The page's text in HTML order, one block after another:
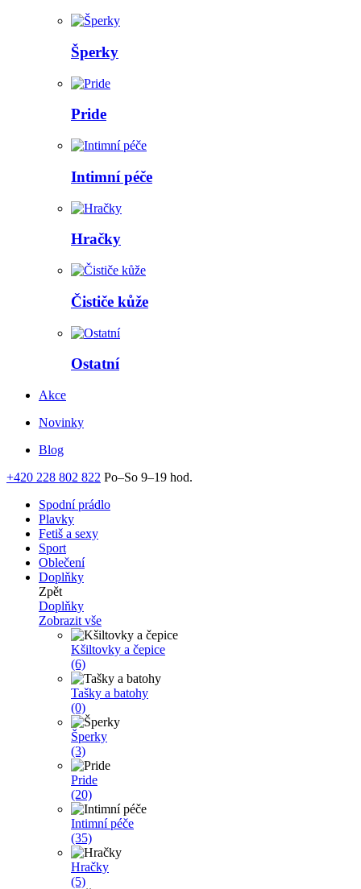
Šperky
Pride
Intimní péče
Hračky
Čističe kůže
Ostatní
Akce
Novinky
Blog
+420 228 802 822 Po–So 9–19 hod.
Spodní prádlo
Plavky
Fetiš a sexy
Sport
Oblečení
Doplňky
Zpět
Doplňky
Zobrazit vše
Kšiltovky a čepice
(6)
Tašky a batohy
(0)
Šperky
(3)
Pride
(20)
Intimní péče
(35)
Hračky
(5)